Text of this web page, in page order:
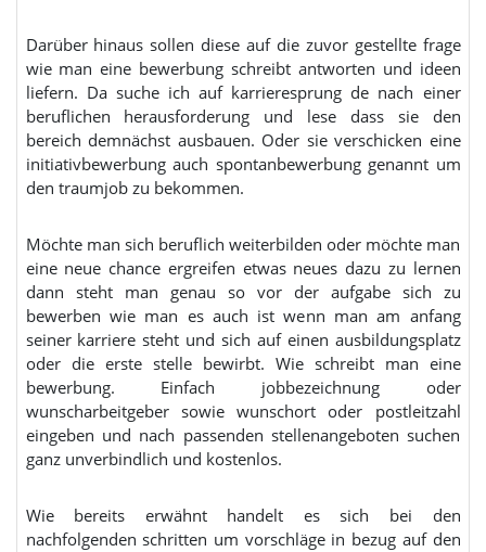
Darüber hinaus sollen diese auf die zuvor gestellte frage
wie man eine bewerbung schreibt antworten und ideen
liefern. Da suche ich auf karrieresprung de nach einer
beruflichen herausforderung und lese dass sie den
bereich demnächst ausbauen. Oder sie verschicken eine
initiativbewerbung auch spontanbewerbung genannt um
den traumjob zu bekommen.
Möchte man sich beruflich weiterbilden oder möchte man
eine neue chance ergreifen etwas neues dazu zu lernen
dann steht man genau so vor der aufgabe sich zu
bewerben wie man es auch ist wenn man am anfang
seiner karriere steht und sich auf einen ausbildungsplatz
oder die erste stelle bewirbt. Wie schreibt man eine
bewerbung. Einfach jobbezeichnung oder
wunscharbeitgeber sowie wunschort oder postleitzahl
eingeben und nach passenden stellenangeboten suchen
ganz unverbindlich und kostenlos.
Wie bereits erwähnt handelt es sich bei den
nachfolgenden schritten um vorschläge in bezug auf den